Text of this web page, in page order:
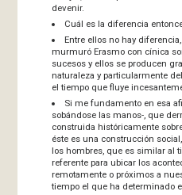
devenir.
Cuál es la diferencia
Entre ellos no hay
murmuró Erasmo con cínica
sucesos y ellos se producen
naturaleza y particularmente
el tiempo que fluye
Si me fundamento en esa
sobándose las manos-, que
construida históricamente
éste es una construcción
los hombres, que es similar al
referente para ubicar los
remotamente o próximos a
tiempo el que ha determinado